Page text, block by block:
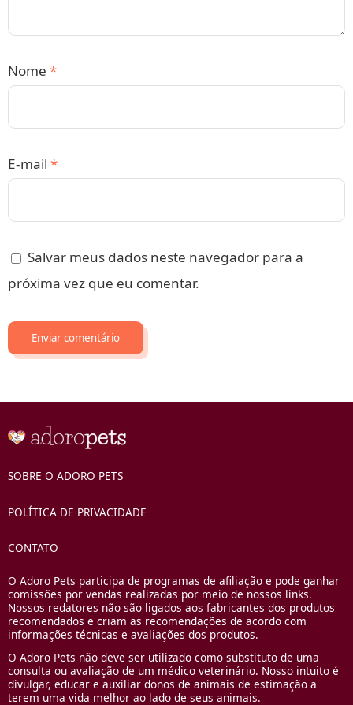
Nome *
E-mail *
Salvar meus dados neste navegador para a
próxima vez que eu comentar.
SOBRE O ADORO PETS
POLÍTICA DE PRIVACIDADE
CONTATO
O Adoro Pets participa de programas de afiliação e pode ganhar
comissões por vendas realizadas por meio de nossos links.
Nossos redatores não são ligados aos fabricantes dos produtos
recomendados e criam as recomendações de acordo com
informações técnicas e avaliações dos produtos.
O Adoro Pets não deve ser utilizado como substituto de uma
consulta ou avaliação de um médico veterinário. Nosso intuito é
divulgar, educar e auxiliar donos de animais de estimação a
terem uma vida melhor ao lado de seus animais.